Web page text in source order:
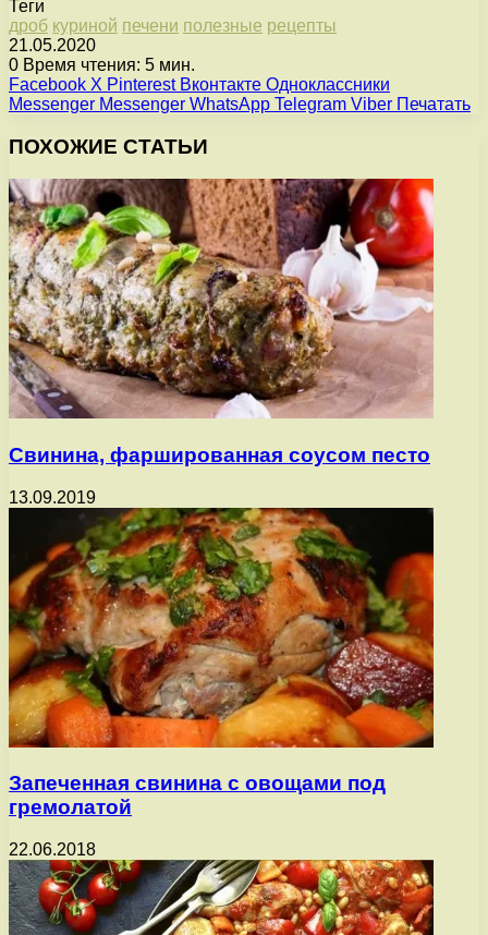
Теги
дроб куриной печени полезные рецепты
21.05.2020
0 Время чтения: 5 мин.
Facebook X Pinterest Вконтакте Одноклассники
Messenger Messenger WhatsApp Telegram Viber Печатать
ПОХОЖИЕ СТАТЬИ
Свинина, фаршированная соусом песто
13.09.2019
Запеченная свинина с овощами под
гремолатой
22.06.2018